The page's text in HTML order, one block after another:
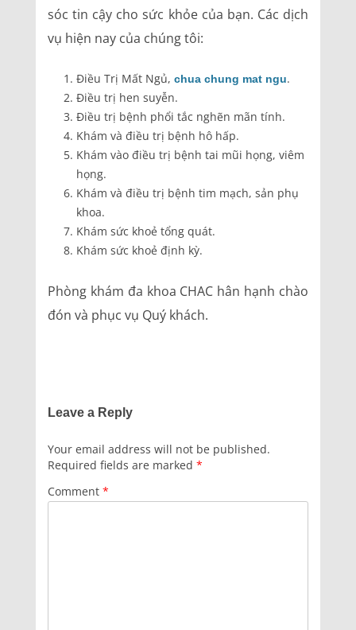
sóc tin cậy cho sức khỏe của bạn. Các dịch
vụ hiện nay của chúng tôi:
Điều Trị Mất Ngủ, chua chung mat ngu.
Điều trị hen suyễn.
Điều trị bệnh phổi tắc nghẽn mãn tính.
Khám và điều trị bệnh hô hấp.
Khám vào điều trị bệnh tai mũi họng, viêm
họng.
Khám và điều trị bệnh tim mạch, sản phụ
khoa.
Khám sức khoẻ tổng quát.
Khám sức khoẻ định kỳ.
Phòng khám đa khoa CHAC hân hạnh chào
đón và phục vụ Quý khách.
Leave a Reply
Your email address will not be published.
Required fields are marked *
Comment *